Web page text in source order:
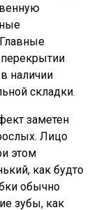
наличии
складки.
заметен
Лицо
этом
как будто
обычно
зубы, как